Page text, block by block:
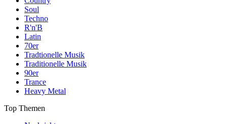
Soul
Techno
R'n'B
Latin
70er
Tradtionelle Musik
Traditionelle Musik
90er
Trance
Heavy Metal
Top Themen